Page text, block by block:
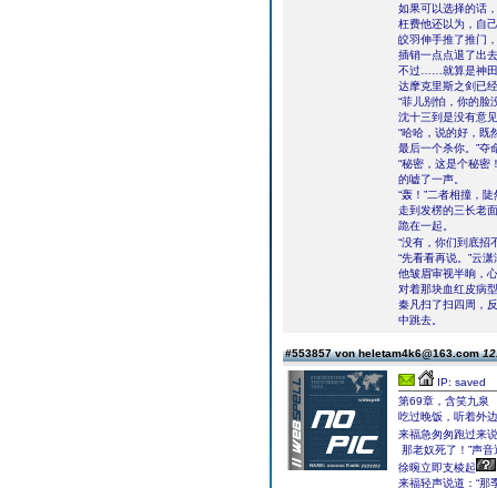
如果可以选择的话
枉费他还以为，自
皎羽伸手推了推门
插销一点点退了出
不过……就算是神田
达摩克里斯之剑已
“菲儿别怕，你的脸
沈十三到是没有意
“哈哈，说的好，既
最后一个杀你。”夺
“秘密，这是个秘密
的嘘了一声。
“轰！”二者相撞，
走到发楞的三长老
跪在一起。
“没有，你们到底招
“先看看再说。”云
他皱眉审视半晌，
对着那块血红皮病
秦凡扫了扫四周，
中跳去。
#553857 von heletam4k6@163.com
IP: saved
第69章，含笑九泉
吃过晚饭，听着外
来福急匆匆跑过来
那老奴死了！”声
徐晼立即支棱起
来福轻声说道：“那